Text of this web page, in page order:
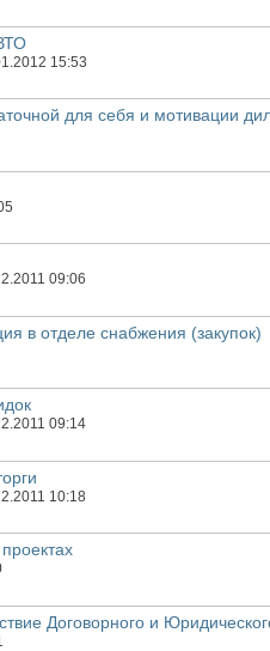
15:53
для себя и мотивации
09:06
в отделе снабжения (закупок)
09:14
10:18
Договорного и